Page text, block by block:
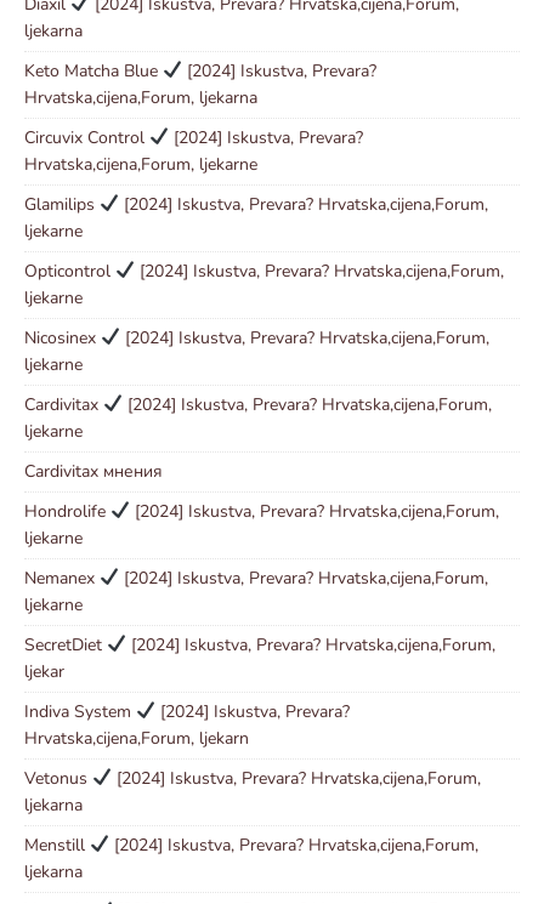
ljekarna
Keto Matcha Blue
[2024] Iskustva, Prevara?
Hrvatska,cijena,Forum, ljekarna
Circuvix Control
[2024] Iskustva, Prevara?
Hrvatska,cijena,Forum, ljekarne
Glamilips
[2024] Iskustva, Prevara? Hrvatska,cijena,Forum,
ljekarne
Opticontrol
[2024] Iskustva, Prevara? Hrvatska,cijena,Forum,
ljekarne
Nicosinex
[2024] Iskustva, Prevara? Hrvatska,cijena,Forum,
ljekarne
Cardivitax
[2024] Iskustva, Prevara? Hrvatska,cijena,Forum,
ljekarne
Cardivitax мнения
Hondrolife
[2024] Iskustva, Prevara? Hrvatska,cijena,Forum,
ljekarne
Nemanex
[2024] Iskustva, Prevara? Hrvatska,cijena,Forum,
ljekarne
SecretDiet
[2024] Iskustva, Prevara? Hrvatska,cijena,Forum,
ljekar
Indiva System
[2024] Iskustva, Prevara?
Hrvatska,cijena,Forum, ljekarn
Vetonus
[2024] Iskustva, Prevara? Hrvatska,cijena,Forum,
ljekarna
Menstill
[2024] Iskustva, Prevara? Hrvatska,cijena,Forum,
ljekarna